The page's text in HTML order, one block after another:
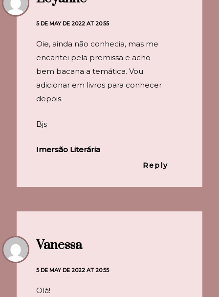
5 DE MAY DE 2022 AT 20:55
Oie, ainda não conhecia, mas me
encantei pela premissa e acho
bem bacana a temática. Vou
adicionar em livros para conhecer
depois.
Bjs
Imersão Literária
Reply
Vanessa
5 DE MAY DE 2022 AT 20:55
Olá!